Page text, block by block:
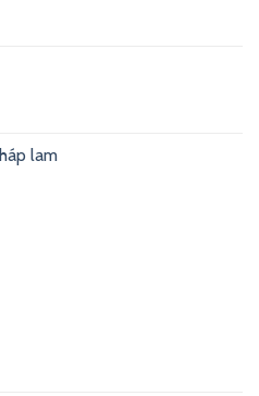
lam